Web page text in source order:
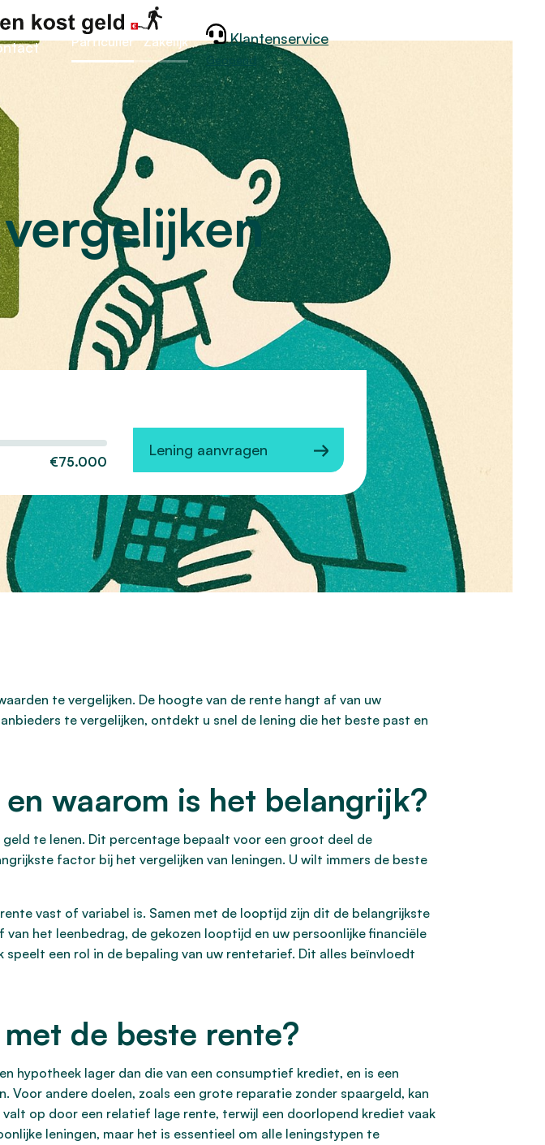
Particulier Zakelijk Klantenservice
Geopend
€75.000
Lening aanvragen
te vergelijken. De hoogte van de rente hangt af van uw
te vergelijken, ontdekt u snel de lening die het beste past en
waarom is het belangrijk?
te lenen. Dit percentage bepaalt voor een groot deel de
factor bij het vergelijken van leningen. U wilt immers de beste
vast of variabel is. Samen met de looptijd zijn dit de belangrijkste
het leenbedrag, de gekozen looptijd en uw persoonlijke financiële
een rol in de bepaling van uw rentetarief. Dit alles beïnvloedt
de beste rente?
hypotheek lager dan die van een consumptief krediet, en is een
andere doelen, zoals een grote reparatie zonder spaargeld, kan
op door een relatief lage rente, terwijl een doorlopend krediet vaak
leningen, maar het is essentieel om alle leningstypen te